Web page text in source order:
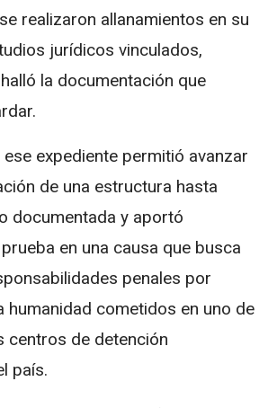
realizaron allanamientos en su
jurídicos vinculados,
la documentación que
ese expediente permitió avanzar
de una estructura hasta
documentada y aportó
en una causa que busca
penales por
humanidad cometidos en uno de
centros de detención
país.